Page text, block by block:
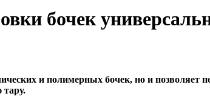
бочек
и полимерных бочек, но и
тару.